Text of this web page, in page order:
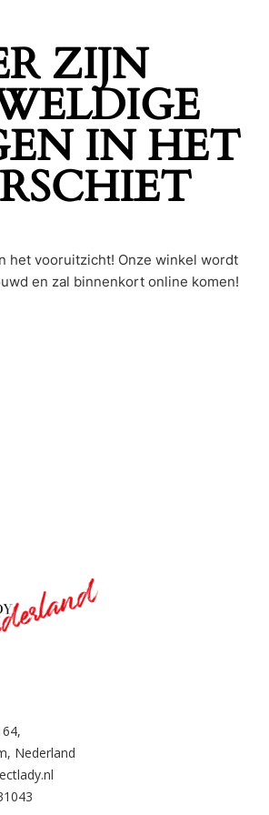
ZIJN
IN HET
het vooruitzicht! Onze winkel wordt
en zal binnenkort online komen!
Nederland